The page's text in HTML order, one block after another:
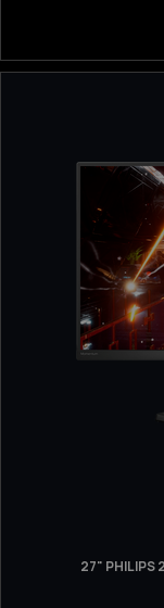
27" PHILIPS